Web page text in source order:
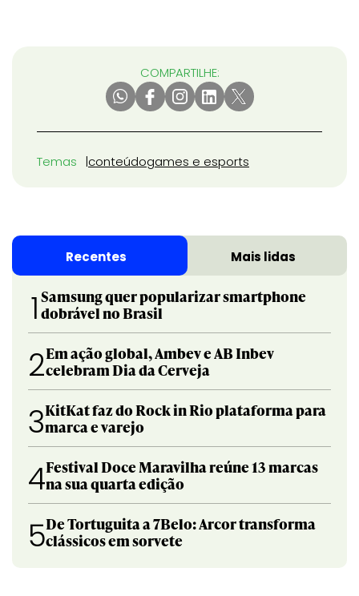
COMPARTILHE:
Temas conteúdogames e esports
Recentes Mais lidas
1 Samsung quer popularizar smartphone
dobrável no Brasil
2Em ação global, Ambev e AB Inbev
celebram Dia da Cerveja
3KitKat faz do Rock in Rio plataforma para
marca e varejo
4Festival Doce Maravilha reúne 13 marcas
na sua quarta edição
5De Tortuguita a 7Belo: Arcor transforma
clássicos em sorvete